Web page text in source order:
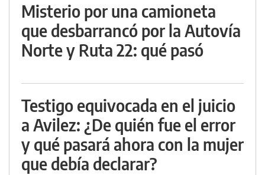
Misterio por una camioneta
que desbarrancó por la Autovía
Norte y Ruta 22: qué pasó
Testigo equivocada en el juicio
a Avilez: ¿De quién fue el error
y qué pasará ahora con la mujer
que debía declarar?